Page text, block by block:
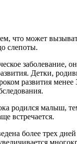
что может
слепоты.
заболевание,
Детки,
развития менее
родился малыш,
встречается.
более трех дней